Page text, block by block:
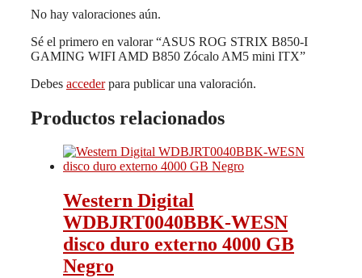
No hay valoraciones aún.
Sé el primero en valorar “ASUS ROG STRIX B850-I
GAMING WIFI AMD B850 Zócalo AM5 mini ITX”
Debes accederpara publicar una valoración.
Productos relacionados
Western Digital
WDBJRT0040BBK-WESN
disco duro externo 4000 GB
Negro